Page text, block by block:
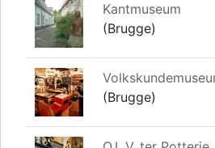
Kantmuseum
(Brugge)
(Brugge)